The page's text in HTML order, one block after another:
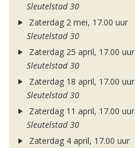
Sleutelstad 30
Zaterdag 2 mei, 17.00 uur
Sleutelstad 30
Zaterdag 25 april, 17.00 uur
Sleutelstad 30
Zaterdag 18 april, 17.00 uur
Sleutelstad 30
Zaterdag 11 april, 17.00 uur
Sleutelstad 30
Zaterdag 4 april, 17.00 uur